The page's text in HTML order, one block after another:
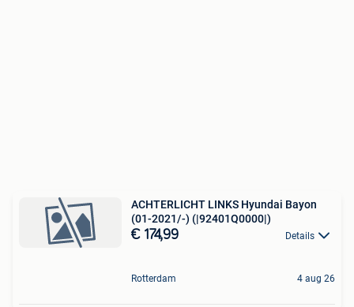
ACHTERLICHT LINKS Hyundai Bayon
(01-2021/-) (|92401Q0000|)
€ 174,99 Details
Rotterdam 4 aug 26